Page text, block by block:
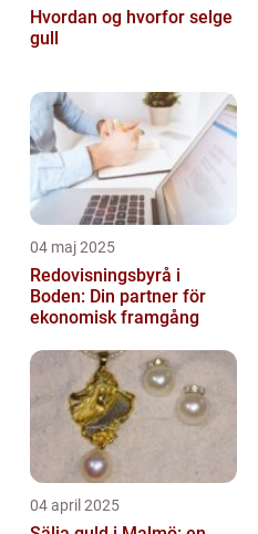
Hvordan og hvorfor selge
gull
04 maj 2025
Redovisningsbyrå i
Boden: Din partner för
ekonomisk framgång
04 april 2025